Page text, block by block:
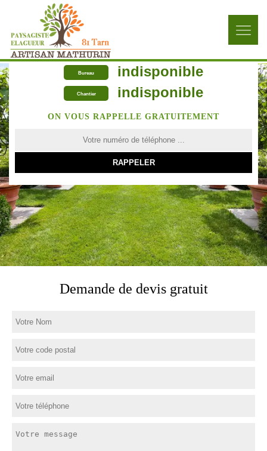
Bureau indisponible
Chantier indisponible
ON VOUS RAPPELLE GRATUITEMENT
Demande de devis gratuit